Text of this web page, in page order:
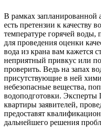
В рамках
есть претензии к качеству
температуре горячей воды,
для проведения оценки
вода из крана вам кажется
неприятный привкус или
проверить. Ведь на запах
присутствующие в ней
небезопасные вещества,
водоподготовки.
квартиры заявителей,
предоставят
дальнейшего решения